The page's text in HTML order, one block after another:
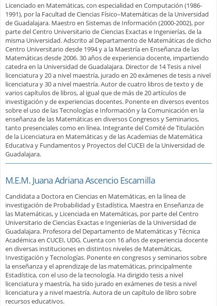
Licenciado en Matemáticas, con especialidad en Computación (1986-
1991), por la Facultad de Ciencias Físico–Matemáticas de la Universidad
de Guadalajara. Maestro en Sistemas de Información (2000-2002), por
parte del Centro Universitario de Ciencias Exactas e Ingenierías, de la
misma Universidad. Adscrito al Departamento de Matemáticas de dicho
Centro Universitario desde 1994 y a la Maestría en Enseñanza de las
Matemáticas desde 2006. 30 años de experiencia docente, impartiendo
catedra en la Universidad de Guadalajara. Director de 14 Tesis a nivel
licenciatura y 20 a nivel maestría, jurado en 20 exámenes de tesis a nivel
licenciatura y 30 a nivel maestría. Autor de cuatro libros de texto y de
varios capítulos de libros, al igual que de más de 20 artículos de
investigación y de experiencias docentes. Ponente en diversos eventos
sobre el uso de las Tecnologías e Información y la Comunicación en la
enseñanza de las Matemáticas en diversos Congresos y Seminarios,
tanto presenciales como en línea. Integrante del Comité de Titulación
de la Licenciatura en Matemáticas y de las Academias de Matemática
Educativa y Fundamentos y Proyectos del CUCEI de la Universidad de
Guadalajara.
M.E.M. Juana Adriana Ascencio Escamilla
Candidata a Doctora en Ciencias en Matemáticas, en la línea de
investigación de Probabilidad y Estadística, Maestra en Enseñanza de
las Matemáticas, y Licenciada en Matemáticas, por parte del Centro
Universitario de Ciencias Exactas e Ingenierías de la Universidad de
Guadalajara. Profesora del Departamento de Matemáticas y Técnica
Académica en CUCEI, UDG. Cuenta con 16 años de experiencia docente
en diversas instituciones en distintos niveles de Matemáticas,
Investigación y Tecnologías. Ponente en congresos y seminarios sobre
la enseñanza y el aprendizaje de las matemáticas, principalmente
Estadística, con el uso de la tecnología. Ha dirigido tesis a nivel
licenciatura y maestría, ha sido jurado en exámenes de tesis a nivel
licenciatura y a nivel maestría. Autora de un capítulo de libro sobre
recursos educativos.